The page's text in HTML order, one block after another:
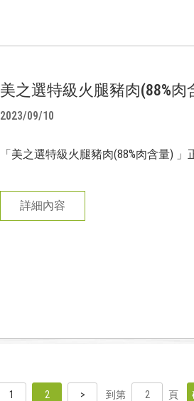
美之選特級火腿豬肉(88%肉
2023/09/10
「美之選特級火腿豬肉(88%肉含量)
詳細內容
1 2 > 到第 頁